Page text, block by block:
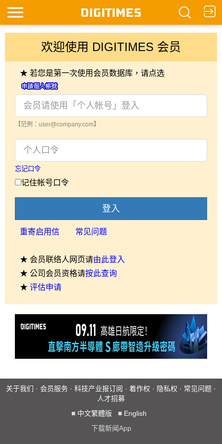
欢迎使用 DIGITIMES 会员
★ 若您是第一次使用会员数据库，请点选
【范例：user@company.com】
忘记口令
记住帐号口令
登入
重寄启用信 常见问题
★ 会员联络人网页请由此登入
★ 公司会员资格请按此查询
★ 评估申请
关于我们 · 会员服务 · 科技产业报订阅 · 着作权 · 隐私权 · 常见问题 ·
人才招募
■ 中文繁體版 ■ English
下载新闻App